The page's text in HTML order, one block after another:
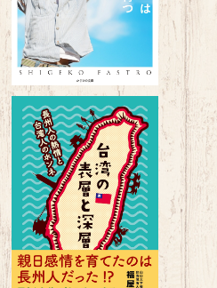
台湾の表層と深層～長州人の熱
情と台湾人のホンネ～
¥1,650